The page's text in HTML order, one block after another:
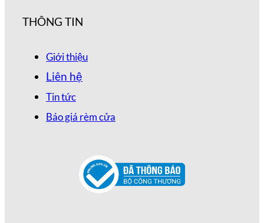
THÔNG TIN
Giới thiệu
Liên hệ
Tin tức
Báo giá rèm cửa